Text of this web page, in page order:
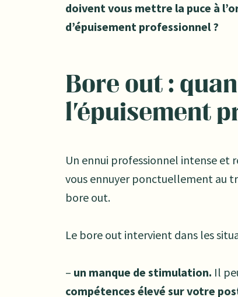
doivent vous mettre la puce à
d’épuisement professionnel ?
Bore out :
l'épuisement
Un ennui professionnel intense et
vous ennuyer ponctuellement au
bore out.
Le bore out intervient dans les
– un manque de stimulation. Il
compétences élevé sur votre